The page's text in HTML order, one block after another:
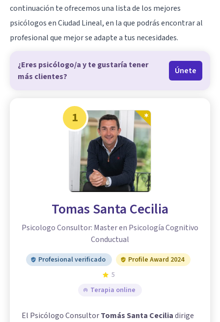
continuación te ofrecemos una lista de los mejores
psicólogos en Ciudad Lineal, en la que podrás encontrar al
profesional que mejor se adapte a tus necesidades.
¿Eres psicólogo/a y te gustaría tener
más clientes?
Únete
1
Tomas Santa Cecilia
Psicologo Consultor: Master en Psicología Cognitivo
Conductual
Profesional verificado
Profile Award 2024
5
Terapia online
El Psicólogo ConsultorTomás Santa Ceciliadirige